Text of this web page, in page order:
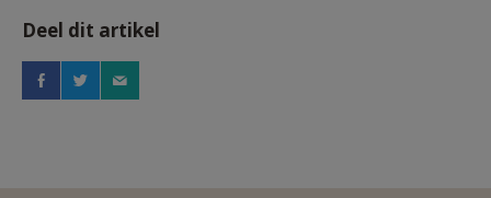
Deel dit artikel